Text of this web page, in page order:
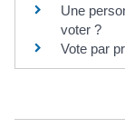
Une
voter ?
Vote par